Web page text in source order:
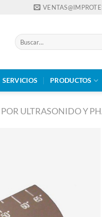
Buscar
por:
SERVICIOS PRODUCTOS
ULTRASONIDO Y